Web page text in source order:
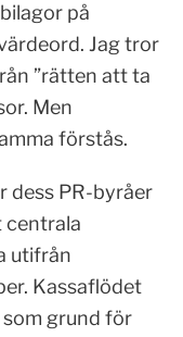
på
Jag tror
”rätten att ta
Men
förstås.
dess PR-byråer
centrala
utifrån
Kassaflödet
grund för